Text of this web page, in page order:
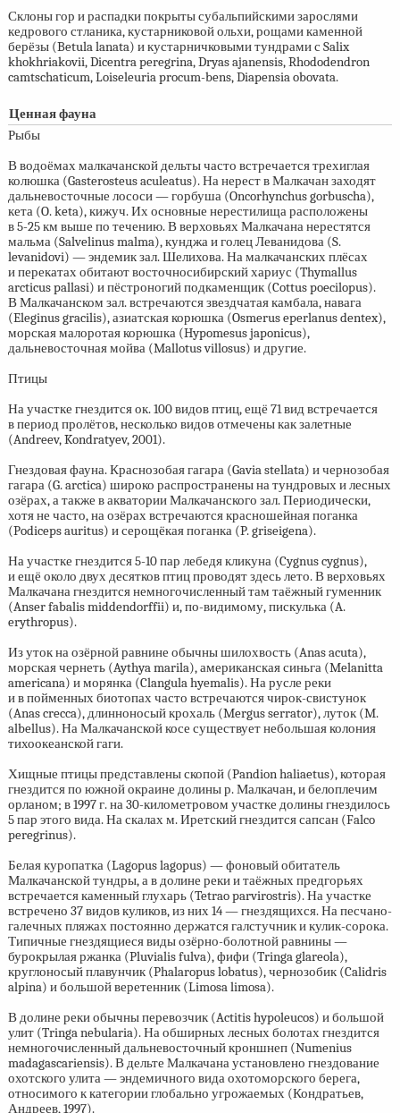
Склоны гор и распадки покрыты субальпийскими зарослями
кедрового стланика, кустарниковой ольхи, рощами каменной
берёзы (Betula lanata) и кустарничковыми тундрами с Salix
khokhriakovii, Dicentra peregrina, Dryas ajanensis, Rhododendron
camtschaticum, Loiseleuria procum-bens, Diapensia obovata.
Ценная фауна
Рыбы
В водоёмах малкачанской дельты часто встречается трехиглая
колюшка (Gasterosteus aculeatus). На нерест в Малкачан заходят
дальневосточные лососи — горбуша (Oncorhynchus gorbuscha),
кета (O. keta), кижуч. Их основные нерестилища расположены
в5-25 км выше по течению. В верховьях Малкачана нерестятся
мальма (Salvelinus malma), кунджа и голец Леванидова (S.
levanidovi) — эндемик зал. Шелихова. На малкачанских плёсах
и перекатах обитают восточносибирский хариус (Thymallus
arcticus pallasi) и пёстроногий подкаменщик (Cottus poecilopus).
В Малкачанском зал. встречаются звездчатая камбала, навага
(Eleginus gracilis), азиатская корюшка (Osmerus eperlanus dentex),
морская малоротая корюшка (Hypomesus japonicus),
дальневосточная мойва (Mallotus villosus) и другие.
Птицы
На участке гнездится ок. 100 видов птиц, ещё 71 вид встречается
в период пролётов, несколько видов отмечены как залетные
(Andreev, Kondratyev, 2001).
Гнездовая фауна. Краснозобая гагара (Gavia stellata) и чернозобая
гагара (G. arctica) широко распространены на тундровых и лесных
озёрах, а также в акватории Малкачанского зал. Периодически,
хотя не часто, на озёрах встречаются красношейная поганка
(Podiceps auritus) и серощёкая поганка (P. griseigena).
На участке гнездится5-10пар лебедя кликуна (Cygnus cygnus),
и ещё около двух десятков птиц проводят здесь лето. В верховьях
Малкачана гнездится немногочисленный там таёжный гуменник
(Anser fabalis middendorffii) и, по-видимому, пискулька (A.
erythropus).
Из уток на озёрной равнине обычны шилохвость (Anas acuta),
морская чернеть (Aythya marila), американская синьга (Melanitta
americana) и морянка (Clangula hyemalis). На русле реки
и в пойменных биотопах часто встречаются чирок-свистунок
(Anas crecca), длинноносый крохаль (Mergus serrator), луток (M.
albellus). На Малкачанской косе существует небольшая колония
тихоокеанской гаги.
Хищные птицы представлены скопой (Pandion haliaetus), которая
гнездится по южной окраине долины р. Малкачан, и белоплечим
орланом; в 1997 г. на30-километровом участке долины гнездилось
5 пар этого вида. На скалах м. Иретский гнездится сапсан (Falco
peregrinus).
Белая куропатка (Lagopus lagopus) — фоновый обитатель
Малкачанской тундры, а в долине реки и таёжных предгорьях
встречается каменный глухарь (Tetrao parvirostris). На участке
встречено 37 видов куликов, из них 14 — гнездящихся. На песчано-
галечных пляжах постоянно держатся галстучник и кулик-сорока.
Типичные гнездящиеся виды озёрно-болотной равнины —
бурокрылая ржанка (Pluvialis fulva), фифи (Tringa glareola),
круглоносый плавунчик (Phalaropus lobatus), чернозобик (Calidris
alpina) и большой веретенник (Limosa limosa).
В долине реки обычны перевозчик (Actitis hypoleucos) и большой
улит (Tringa nebularia). На обширных лесных болотах гнездится
немногочисленный дальневосточный кроншнеп (Numenius
madagascariensis). В дельте Малкачана установлено гнездование
охотского улита — эндемичного вида охотоморского берега,
относимого к категории глобально угрожаемых (Кондратьев,
Андреев, 1997).